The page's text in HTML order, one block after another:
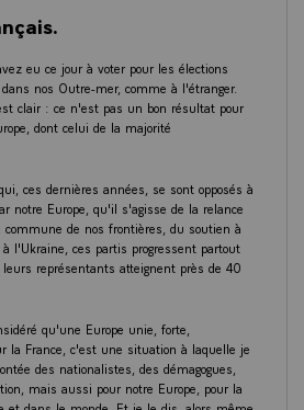
eu ce jour à voter pour les élections
nos Outre-mer, comme à l'étranger.
clair : ce n'est pas un bon résultat pour
dont celui de la majorité
ces dernières années, se sont opposés à
notre Europe, qu'il s'agisse de la relance
commune de nos frontières, du soutien à
l'Ukraine, ces partis progressent partout
représentants atteignent près de 40
qu'une Europe unie, forte,
la France, c'est une situation à laquelle je
des nationalistes, des démagogues,
mais aussi pour notre Europe, pour la